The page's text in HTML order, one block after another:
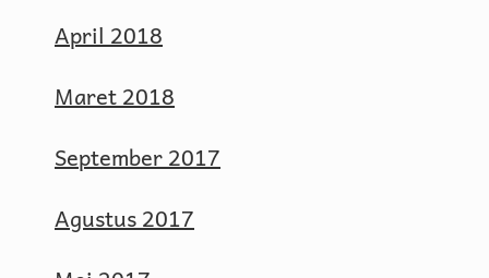
April 2018
Maret 2018
September 2017
Agustus 2017